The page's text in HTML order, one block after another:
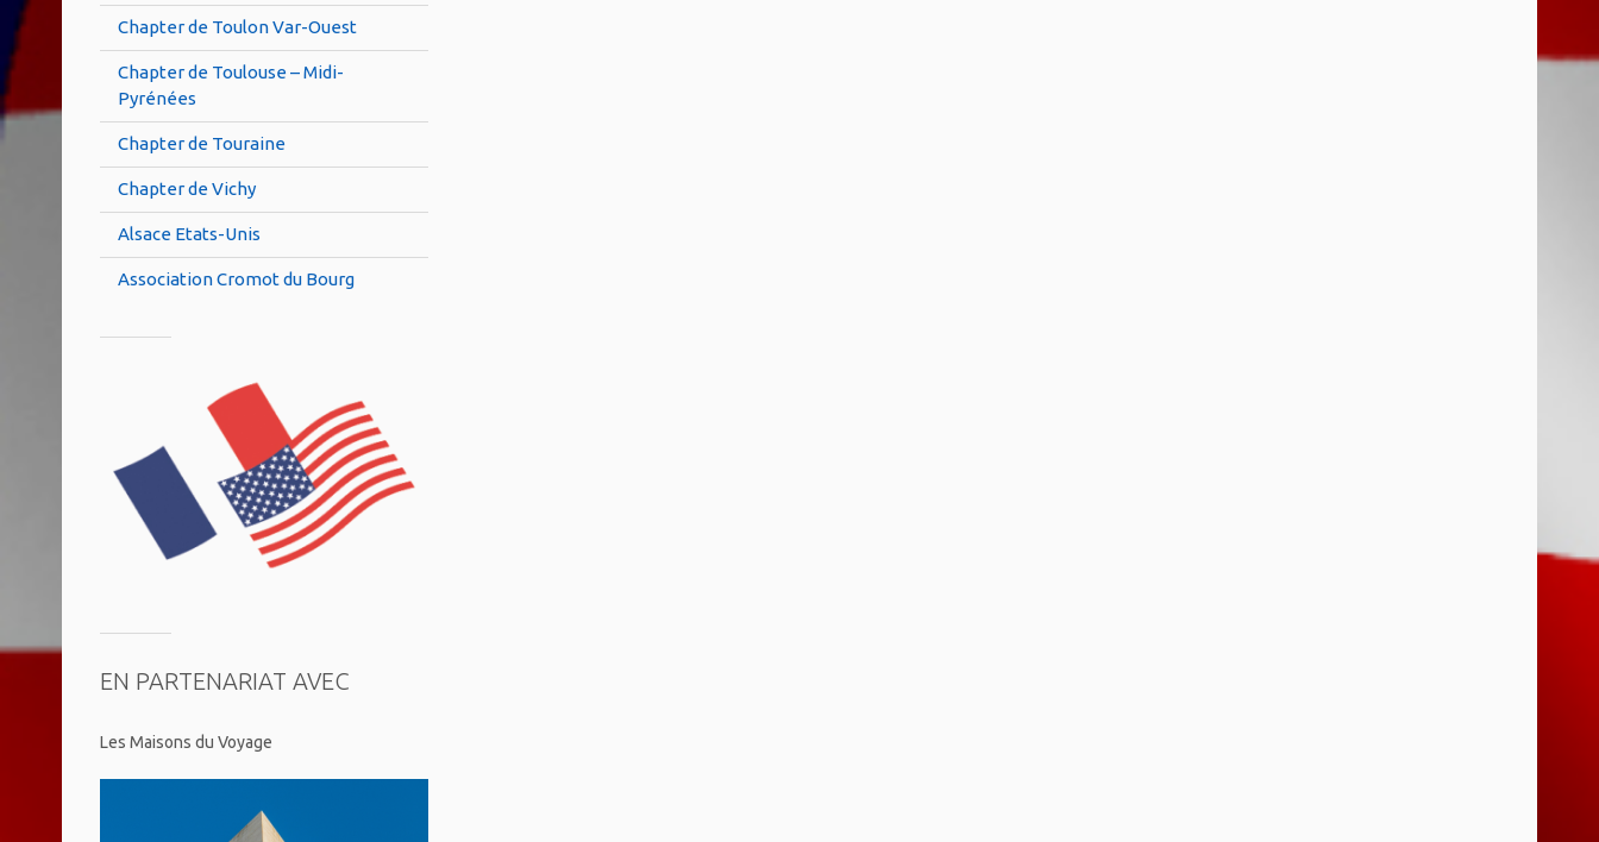
Chapter de Toulon Var-Ouest
Chapter de Toulouse – Midi-
Pyrénées
Chapter de Touraine
Chapter de Vichy
Alsace Etats-Unis
Association Cromot du Bourg
EN PARTENARIAT AVEC
Les Maisons du Voyage